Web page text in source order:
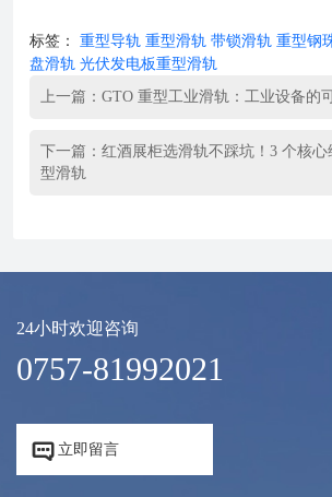
标签： 重型导轨 重型滑轨 带锁滑轨 重型钢
盘滑轨 光伏发电板重型滑轨
上一篇： GTO 重型工业滑轨：工业设备的
下一篇： 红酒展柜选滑轨不踩坑！3 个核
型滑轨
24小时欢迎咨询
0757-81992021
 立即留言